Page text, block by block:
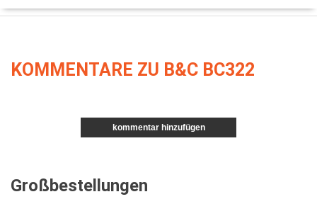
KOMMENTARE ZU B&C BC322
kommentar hinzufügen
Großbestellungen